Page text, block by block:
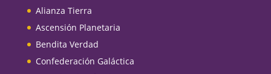
Alianza Tierra
Ascensión Planetaria
Bendita Verdad
Confederación Galáctica